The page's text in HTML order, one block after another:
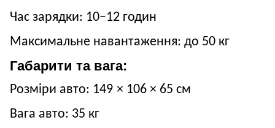
Час зарядки: 10–12 годин
Максимальне навантаження: до 50 кг
Габарити та вага:
Розміри авто: 149 × 106 × 65 см
Вага авто: 35 кг